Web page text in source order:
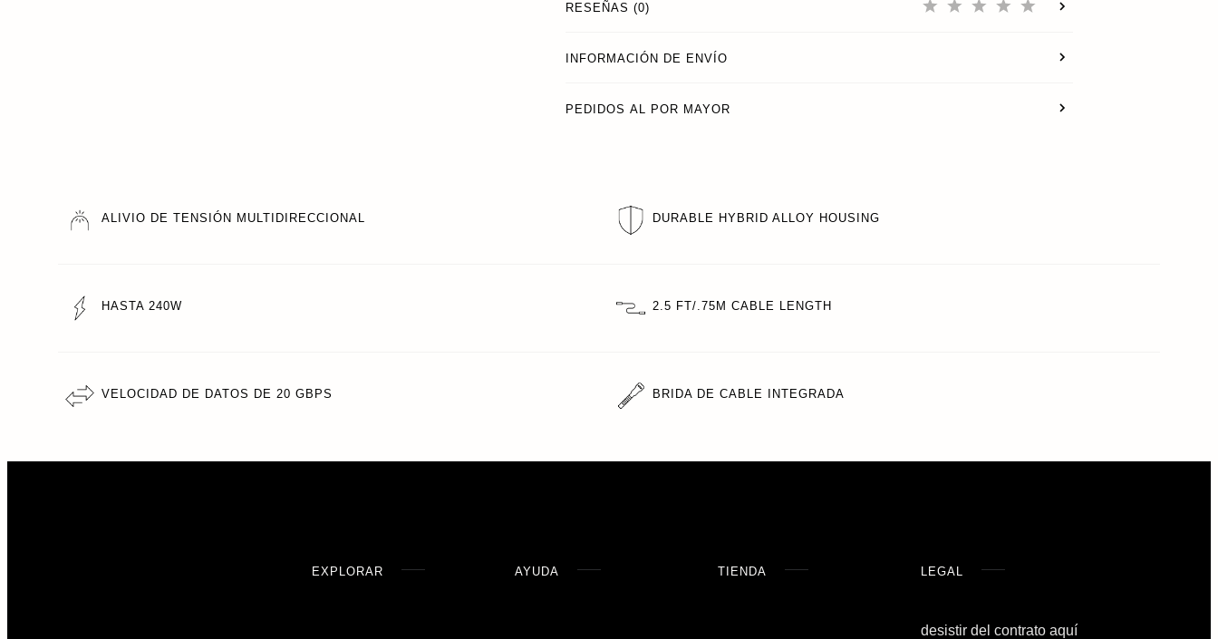
RESEÑAS (0)
INFORMACIÓN DE ENVÍO
PEDIDOS AL POR MAYOR
ALIVIO DE TENSIÓN MULTIDIRECCIONAL
HASTA 240W
VELOCIDAD DE DATOS DE 20 GBPS
DURABLE HYBRID ALLOY HOUSING
2.5 FT/.75M CABLE LENGTH
BRIDA DE CABLE INTEGRADA
EXPLORAR AYUDA TIENDA LEGAL
desistir del contrato aquí